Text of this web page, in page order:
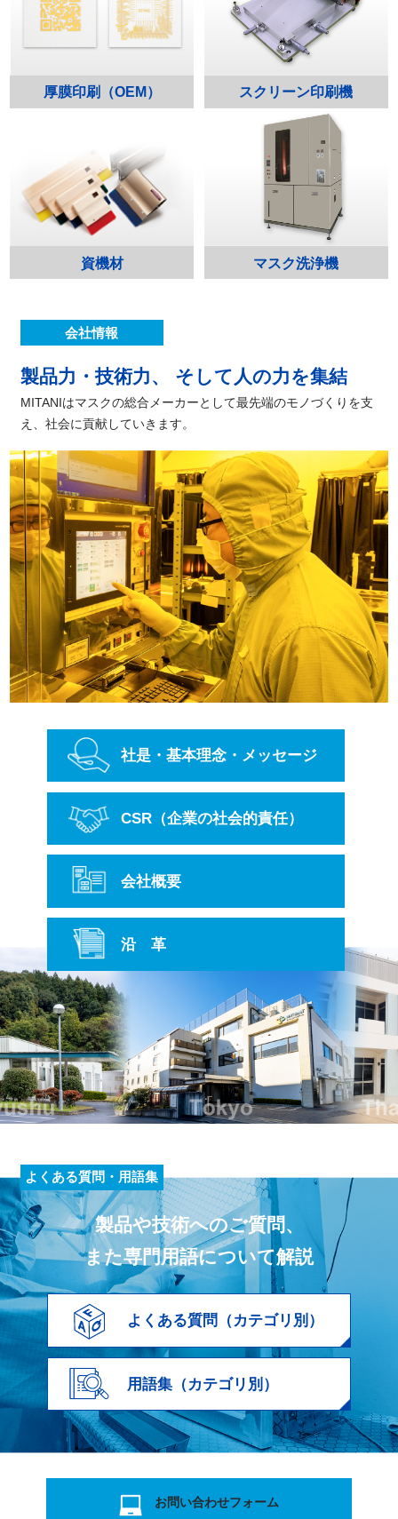
厚膜印刷（OEM） スクリーン印刷機
資機材 マスク洗浄機
会社情報
製品力・技術力、 そして人の力を集結
MITANIはマスクの総合メーカーとして最先端のモノづくりを支
え、 社会に貢献していきます。
社是・基本理念・ メッセージ
CSR （企業の社会的責任）
会社概要
沿 革
よくある質問・用語集
製品や技術へのご質問、
また専門用語について解説
よくある質問（カテゴリ別）
用語集（カテゴリ別）
お問い合わせフォーム